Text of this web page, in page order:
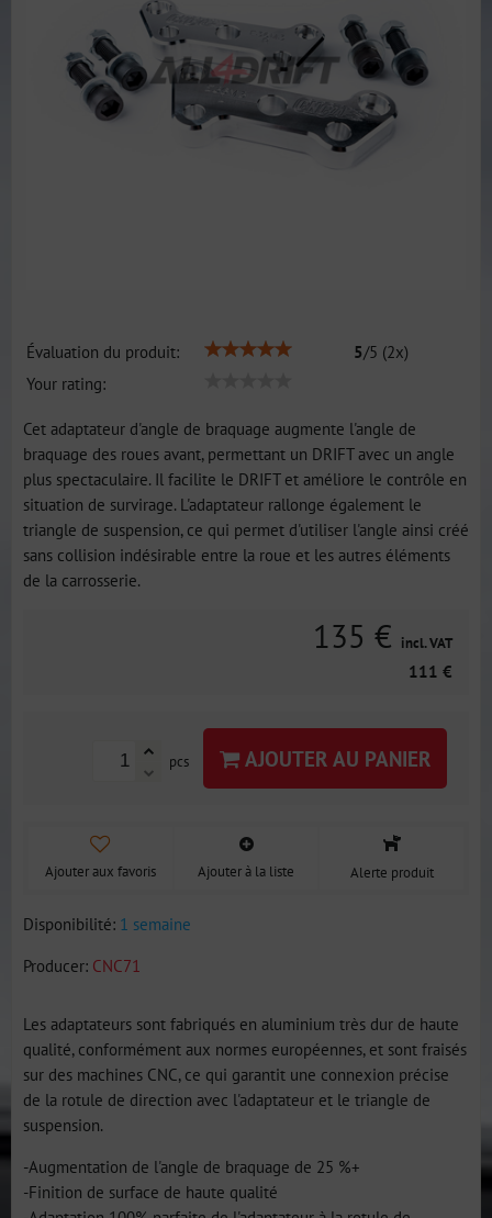
Évaluation du produit: 5/5 (2x)
Your rating:
Cet adaptateur d'angle de braquage augmente l'angle de
braquage des roues avant, permettant un DRIFT avec un angle
plus spectaculaire. Il facilite le DRIFT et améliore le contrôle en
situation de survirage. L'adaptateur rallonge également le
triangle de suspension, ce qui permet d'utiliser l'angle ainsi créé
sans collision indésirable entre la roue et les autres éléments
de la carrosserie.
135 € incl. VAT
111 €
pcs AJOUTER AU PANIER
Ajouter aux favoris Ajouter à la liste Alerte produit
Disponibilité: 1 semaine
Producer: CNC71
Les adaptateurs sont fabriqués en aluminium très dur de haute
qualité, conformément aux normes européennes, et sont fraisés
sur des machines CNC, ce qui garantit une connexion précise
de la rotule de direction avec l'adaptateur et le triangle de
suspension.
-Augmentation de l'angle de braquage de 25 %+
-Finition de surface de haute qualité